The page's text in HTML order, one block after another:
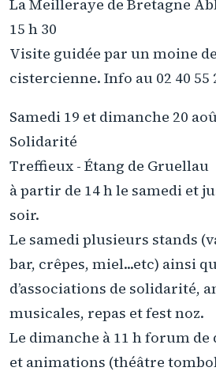
La Meilleraye de Bretagne
15 h 30
Visite guidée par un moine de
cistercienne. Info au 02 40 55
Samedi 19 et dimanche 20
Solidarité
Treffieux - Étang de Gruellau
à partir de 14 h le samedi et
soir.
Le samedi plusieurs stands
bar, crêpes, miel...etc) ainsi
d’associations de solidarité,
musicales, repas et fest noz.
Le dimanche à 11 h forum de
et animations (théâtre